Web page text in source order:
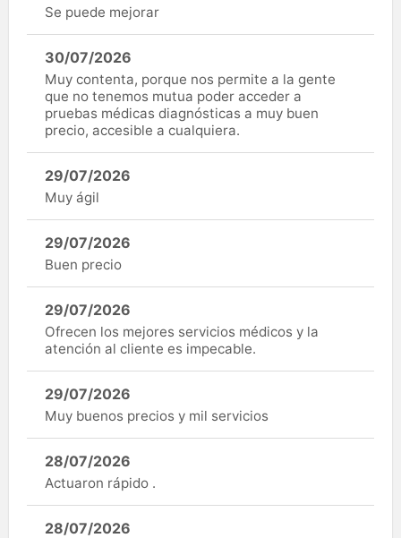
Se puede mejorar
30/07/2026
Muy contenta, porque nos permite a la gente
que no tenemos mutua poder acceder a
pruebas médicas diagnósticas a muy buen
precio, accesible a cualquiera.
29/07/2026
Muy ágil
29/07/2026
Buen precio
29/07/2026
Ofrecen los mejores servicios médicos y la
atención al cliente es impecable.
29/07/2026
Muy buenos precios y mil servicios
28/07/2026
Actuaron rápido .
28/07/2026